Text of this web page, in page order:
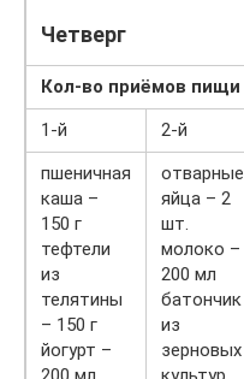
Четверг
Кол-во приёмов пищи
1-й
2-й
пшеничная
каша –
150 г
тефтели
из
телятины
– 150 г
йогурт –
отварные
яйца – 2
шт.
молоко –
200 мл
батончик
из
зерновых